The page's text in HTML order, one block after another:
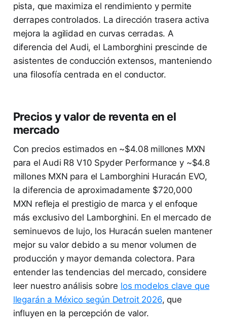
pista, que maximiza el rendimiento y permite
derrapes controlados. La dirección trasera activa
mejora la agilidad en curvas cerradas. A
diferencia del Audi, el Lamborghini prescinde de
asistentes de conducción extensos, manteniendo
una filosofía centrada en el conductor.
Precios y valor de reventa en el
mercado
Con precios estimados en ~$4.08 millones MXN
para el Audi R8 V10 Spyder Performance y ~$4.8
millones MXN para el Lamborghini Huracán EVO,
la diferencia de aproximadamente $720,000
MXN refleja el prestigio de marca y el enfoque
más exclusivo del Lamborghini. En el mercado de
seminuevos de lujo, los Huracán suelen mantener
mejor su valor debido a su menor volumen de
producción y mayor demanda colectora. Para
entender las tendencias del mercado, considere
leer nuestro análisis sobre los modelos clave que
llegarán a México según Detroit 2026, que
influyen en la percepción de valor.